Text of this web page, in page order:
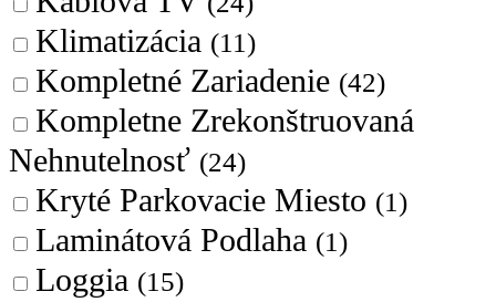
Klimatizácia (11)
Kompletné Zariadenie (42)
Kompletne Zrekonštruovaná
Nehnutelnosť (24)
Kryté Parkovacie Miesto (1)
Laminátová Podlaha (1)
Loggia (15)